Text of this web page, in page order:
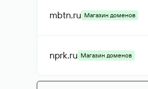
mbtn.ru Магазин доменов
nprk.ru Магазин доменов